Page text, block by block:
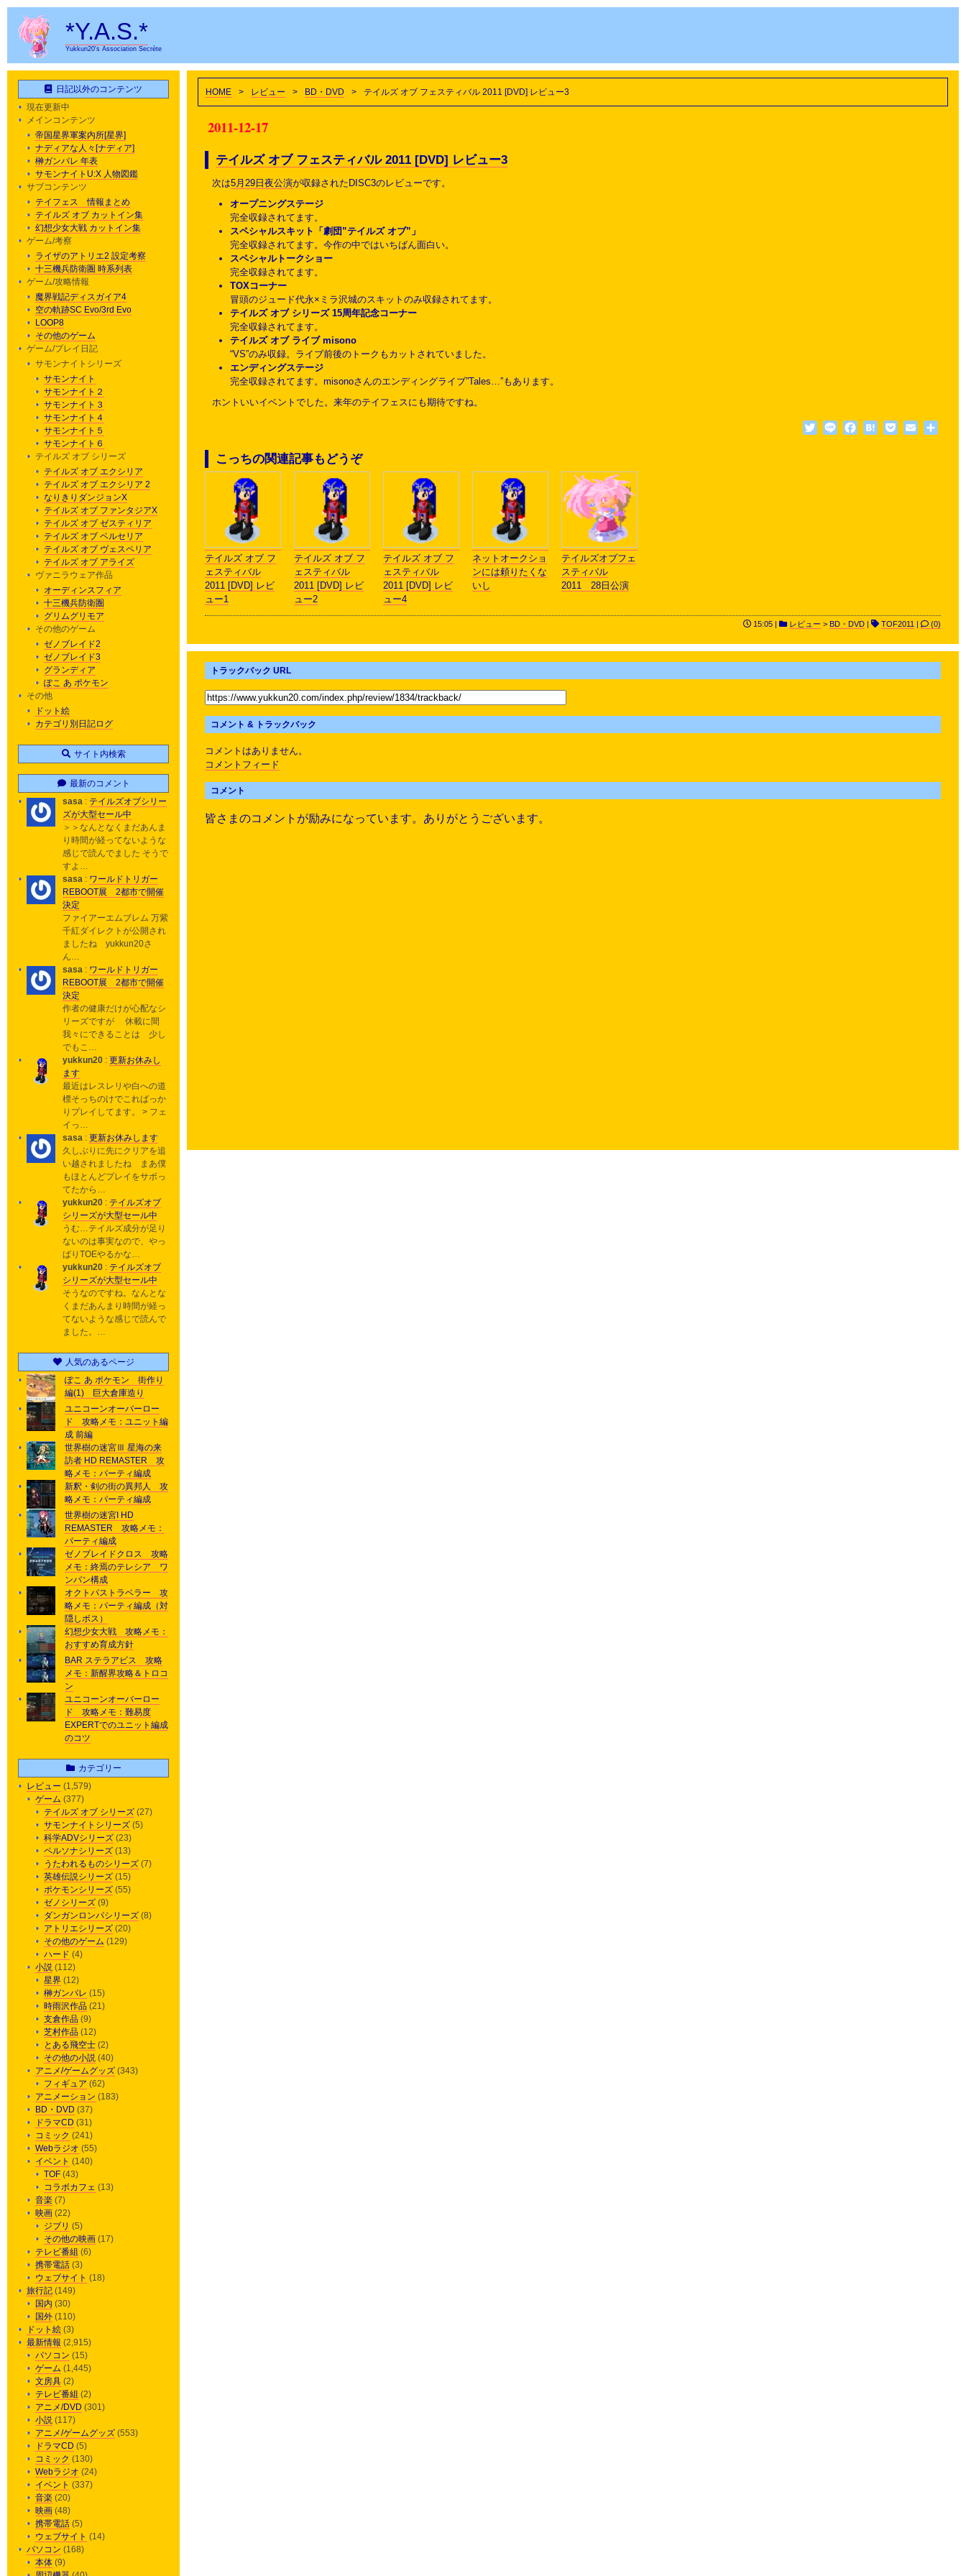
*Y.A.S.*
Yukkun20's Association Secrète
HOME > レビュー > BD・DVD > テイルズ オブ フェスティバル 2011 [DVD] レビュー3
2011-12-17
テイルズ オブ フェスティバル 2011 [DVD] レビュー3
次は5月29日夜公演が収録されたDISC3のレビューです。
オープニングステージ
完全収録されてます。
スペシャルスキット「劇団”テイルズ オブ”」
完全収録されてます。今作の中ではいちばん面白い。
スペシャルトークショー
完全収録されてます。
TOXコーナー
冒頭のジュード代永×ミラ沢城のスキットのみ収録されてます。
テイルズ オブ シリーズ 15周年記念コーナー
完全収録されてます。
テイルズ オブ ライブ misono
“VS”のみ収録。ライブ前後のトークもカットされていました。
エンディングステージ
完全収録されてます。misonoさんのエンディングライブ”Tales…”もあります。
ホントいいイベントでした。来年のテイフェスにも期待ですね。
TwitterLine Facebook
HatenaPocketEmail
こっちの関連記事もどうぞ
テイルズ オブ フ
ェスティバル
2011 [DVD] レビ
ュー1
テイルズ オブ フ
ェスティバル
2011 [DVD] レビ
ュー2
テイルズ オブ フ
ェスティバル
2011 [DVD] レビ
ュー4
ネットオークショ
ンには頼りたくな
いし
テイルズオブフェ
スティバル
2011 28日公演
15:05 | レビュー > BD・DVD TOF2011 (0)
トラックバック URL
コメント & トラックバック
コメントはありません。
コメントフィード
コメント
皆さまのコメントが励みになっています。ありがとうございます。
日記以外のコンテンツ
現在更新中
メインコンテンツ
帝国星界軍案内所[星界]
ナディアな人々[ナディア]
榊ガンパレ 年表
サモンナイトU:X 人物図鑑
サブコンテンツ
テイフェス 情報まとめ
テイルズ オブ カットイン集
幻想少女大戦 カットイン集
ゲーム/考察
ライザのアトリエ2 設定考察
十三機兵防衛圏 時系列表
ゲーム/攻略情報
魔界戦記ディスガイア4
空の軌跡SC Evo/3rd Evo
LOOP8
その他のゲーム
ゲーム/プレイ日記
サモンナイトシリーズ
サモンナイト
サモンナイト２
サモンナイト３
サモンナイト４
サモンナイト５
サモンナイト６
テイルズ オブ シリーズ
テイルズ オブ エクシリア
テイルズ オブ エクシリア 2
なりきりダンジョンX
テイルズ オブ ファンタジアX
テイルズ オブ ゼスティリア
テイルズ オブ ベルセリア
テイルズ オブ ヴェスペリア
テイルズ オブ アライズ
ヴァニラウェア作品
オーディンスフィア
十三機兵防衛圏
グリムグリモア
その他のゲーム
ゼノブレイド2
ゼノブレイド3
グランディア
ぽこ あ ポケモン
その他
ドット絵
カテゴリ別日記ログ
サイト内検索
最新のコメント
sasa : テイルズオブシリー
ズが大型セール中
＞＞なんとなくまだあんま
り時間が経ってないような
感じで読んでました そうで
すよ…
sasa : ワールドトリガー
REBOOT展 2都市で開催
決定
ファイアーエムブレム 万紫
千紅ダイレクトが公開され
ましたね yukkun20さ
ん…
sasa : ワールドトリガー
REBOOT展 2都市で開催
決定
作者の健康だけが心配なシ
リーズですが 休載に間
我々にできることは 少し
でもこ…
yukkun20 : 更新お休みし
ます
最近はレスレリや白への道
標そっちのけでこればっか
りプレイしてます。 > フェ
イっ…
sasa : 更新お休みします
久しぶりに先にクリアを追
い越されましたね まあ僕
もほとんどプレイをサボっ
てたから…
yukkun20 : テイルズオブ
シリーズが大型セール中
うむ…テイルズ成分が足り
ないのは事実なので、やっ
ぱりTOEやるかな…
yukkun20 : テイルズオブ
シリーズが大型セール中
そうなのですね。なんとな
くまだあんまり時間が経っ
てないような感じで読んで
ました。…
人気のあるページ
ぽこ あ ポケモン 街作り
編(1) 巨大倉庫造り
ユニコーンオーバーロー
ド 攻略メモ：ユニット編
成 前編
世界樹の迷宮Ⅲ 星海の来
訪者 HD REMASTER 攻
略メモ：パーティ編成
新釈・剣の街の異邦人 攻
略メモ：パーティ編成
世界樹の迷宮I HD
REMASTER 攻略メモ：
パーティ編成
ゼノブレイドクロス 攻略
メモ：終焉のテレシア ワ
ンパン構成
オクトパストラベラー 攻
略メモ：パーティ編成（対
隠しボス）
幻想少女大戦 攻略メモ：
おすすめ育成方針
BAR ステラアビス 攻略
メモ：新醒界攻略＆トロコ
ン
ユニコーンオーバーロー
ド 攻略メモ：難易度
EXPERTでのユニット編成
のコツ
カテゴリー
レビュー (1,579)
ゲーム (377)
テイルズ オブ シリーズ (27)
サモンナイトシリーズ (5)
科学ADVシリーズ (23)
ペルソナシリーズ (13)
うたわれるものシリーズ (7)
英雄伝説シリーズ (15)
ポケモンシリーズ (55)
ゼノシリーズ (9)
ダンガンロンパシリーズ (8)
アトリエシリーズ (20)
その他のゲーム (129)
ハード (4)
小説 (112)
星界 (12)
榊ガンパレ (15)
時雨沢作品 (21)
支倉作品 (9)
芝村作品 (12)
とある飛空士 (2)
その他の小説 (40)
アニメ/ゲームグッズ (343)
フィギュア (62)
アニメーション (183)
BD・DVD (37)
ドラマCD (31)
コミック (241)
Webラジオ (55)
イベント (140)
TOF (43)
コラボカフェ (13)
音楽 (7)
映画 (22)
ジブリ (5)
その他の映画 (17)
テレビ番組 (6)
携帯電話 (3)
ウェブサイト (18)
旅行記 (149)
国内 (30)
国外 (110)
ドット絵 (3)
最新情報 (2,915)
パソコン (15)
ゲーム (1,445)
文房具 (2)
テレビ番組 (2)
アニメ/DVD (301)
小説 (117)
アニメ/ゲームグッズ (553)
ドラマCD (5)
コミック (130)
Webラジオ (24)
イベント (337)
音楽 (20)
映画 (48)
携帯電話 (5)
ウェブサイト (14)
パソコン (168)
本体 (9)